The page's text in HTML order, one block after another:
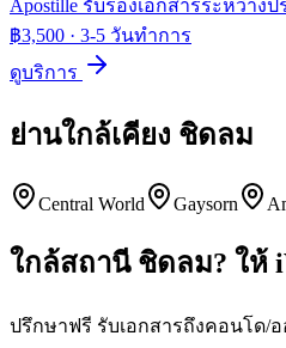
Apostille รับรองเอกสารระหว่างป
฿3,500 · 3-5 วันทำการ
ดูบริการ
ย่านใกล้เคียง ชิดลม
Central World Gaysorn
ใกล้สถานี ชิดลม? ให้
ปรึกษาฟรี รับเอกสารถึงคอนโด/